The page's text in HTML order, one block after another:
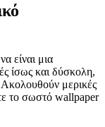
είναι μια
ίσως και δύσκολη,
μερικές
το σωστό wallpaper